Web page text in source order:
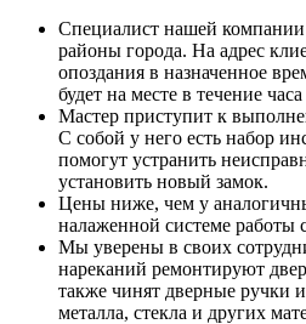
Специалист нашей компании
районы города. На адрес
опоздания в назначенное
будет на месте в течение
Мастер приступит к
С собой у него есть набор
помогут устранить
установить новый замок.
Цены ниже, чем у
налаженной системе работы
Мы уверены в своих
нареканий ремонтируют
также чинят дверные ручки
металла, стекла и других